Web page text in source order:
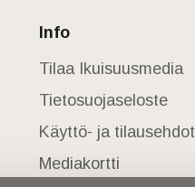
Info
Tilaa Ikuisuusmedia
Tietosuojaseloste
Käyttö- ja tilausehdot
Mediakortti